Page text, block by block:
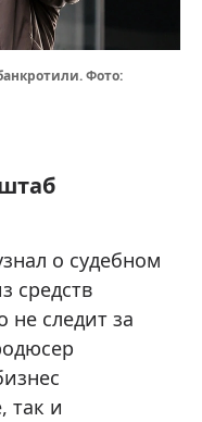
Фото:
о судебном
средств
следит за
так и